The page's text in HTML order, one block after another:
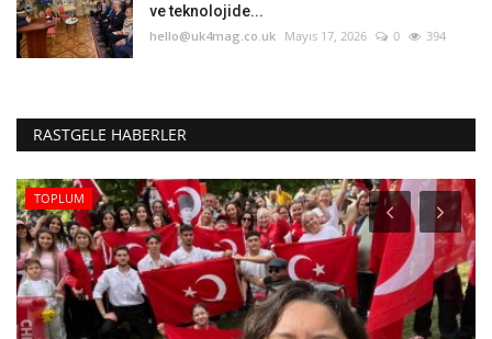
ve teknolojide...
hello@uk4mag.co.uk Mayıs 17, 2026 0 394
RASTGELE HABERLER
TOPLUM